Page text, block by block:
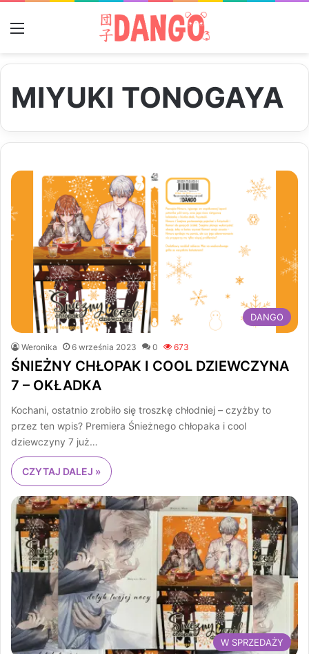
MIYUKI TONOGAYA
DANGO
Weronika 6 września 2023 0 673
ŚNIEŻNY CHŁOPAK I COOL DZIEWCZYNA
7 – OKŁADKA
Kochani, ostatnio zrobiło się troszkę chłodniej – czyżby to
przez ten wpis? Premiera Śnieżnego chłopaka i cool
dziewczyny 7 już…
CZYTAJ DALEJ »
W SPRZEDAŻY